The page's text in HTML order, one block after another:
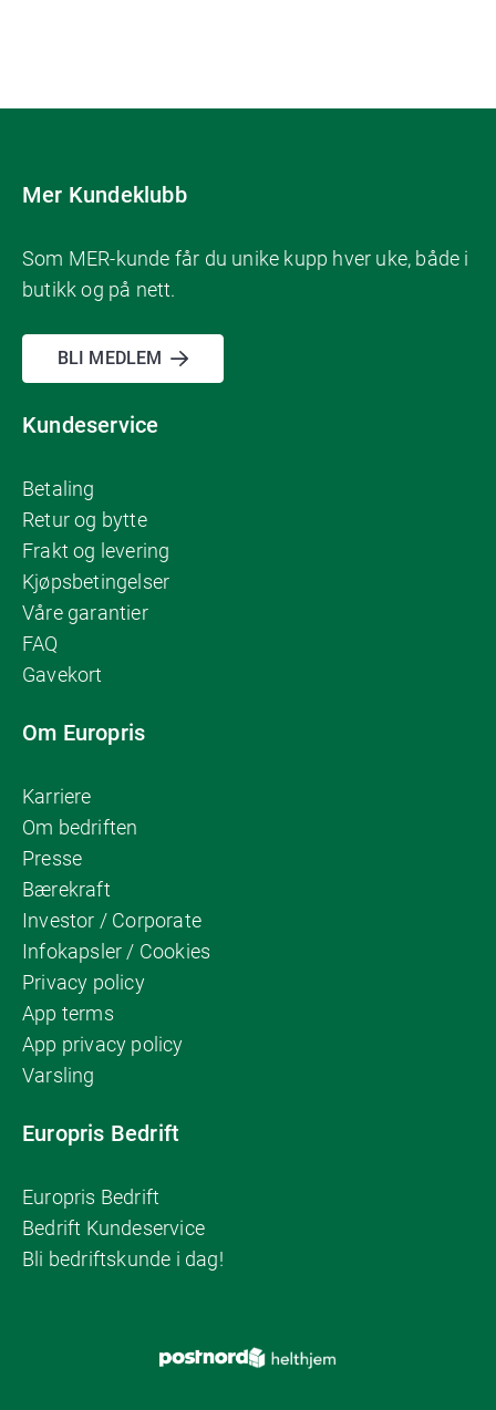
Mer Kundeklubb
Som MER-kunde får du unike kupp hver uke, både i
butikk og på nett.
BLI MEDLEM
Kundeservice
Betaling
Retur og bytte
Frakt og levering
Kjøpsbetingelser
Våre garantier
FAQ
Gavekort
Om Europris
Karriere
Om bedriften
Presse
Bærekraft
Investor / Corporate
Infokapsler / Cookies
Privacy policy
App terms
App privacy policy
Varsling
Europris Bedrift
Europris Bedrift
Bedrift Kundeservice
Bli bedriftskunde i dag!